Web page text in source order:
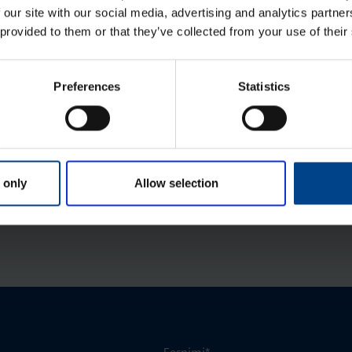
site with our social media, advertising and analytics
to them or that they’ve collected from your use of
Preferences Statistics
only Allow selection
PE/N ter­mi­nali alus, 12 moo­du­lit,
QC, halo­gee­ni­vaba
Tootekood: VZ707N
QC ter­mi­nali ühen­dus­sild PE (10 tk)
Tootekood: KN99E